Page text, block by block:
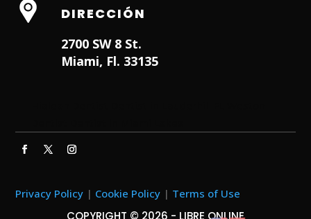
DIRECCIÓN
2700 SW 8 St.
Miami, Fl. 33135
Privacy Policy | Cookie Policy | Terms of Use
COPYRIGHT © 2026 - LIBRE ONLINE